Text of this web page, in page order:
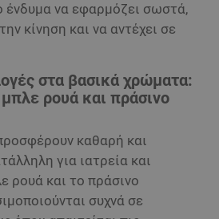
ένδυμα να εφαρμόζει σωστά,
κίνηση και να αντέχει σε
στα βασικά χρώματα:
ρουά και πράσινο
καθαρή και
για ιατρεία και
ρουά και το πράσινο
συχνά σε